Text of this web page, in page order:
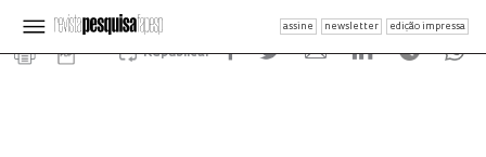
assine newsletter edição impressa
Republicar